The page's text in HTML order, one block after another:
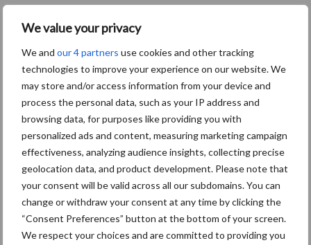
We value your privacy
We and our 4 partners use cookies and other tracking
technologies to improve your experience on our website. We
may store and/or access information from your device and
process the personal data, such as your IP address and
browsing data, for purposes like providing you with
personalized ads and content, measuring marketing campaign
effectiveness, analyzing audience insights, collecting precise
geolocation data, and product development. Please note that
your consent will be valid across all our subdomains. You can
change or withdraw your consent at any time by clicking the
“Consent Preferences” button at the bottom of your screen.
We respect your choices and are committed to providing you
Primaire
Sidebar
Recent nieuws Partner nieuws
Belastingdienst publiceert
Landelijke Landbouwnormen 2025
10 praktisch tips om je voor te
bereiden op mogelijke uitval van het
stroomnet
Toon meer